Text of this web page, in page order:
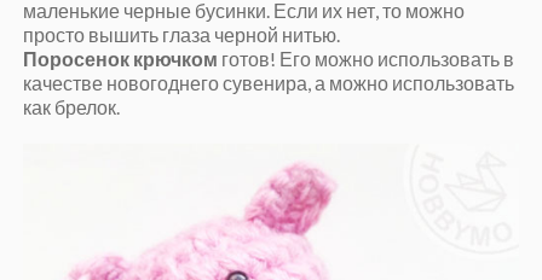
маленькие черные бусинки. Если их нет, то можно
просто вышить глаза черной нитью.
Поросенок крючком готов! Его можно использовать в
качестве новогоднего сувенира, а можно использовать
как брелок.